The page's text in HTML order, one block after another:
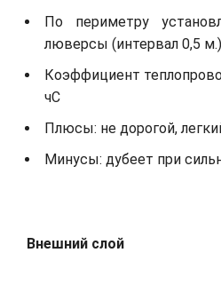
По периметру
люверсы (интервал 0,5 м.)
Коэффициент
чС
Плюсы: не дорогой,
Минусы: дубеет при
Внешний слой